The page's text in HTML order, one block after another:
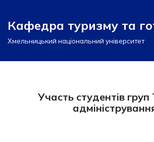
Перейти
до
Кафедра туризму та
Хмельницький національний університет
Участь студентів